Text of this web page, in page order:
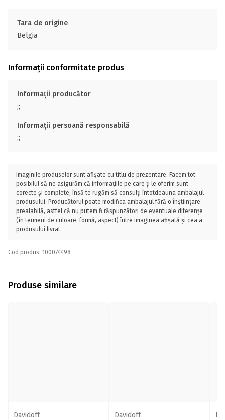
Tara de origine
Belgia
Informații conformitate produs
Informații producător
;;
Informații persoană responsabilă
;;
Imaginile produselor sunt afișate cu titlu de prezentare. Facem tot
posibilul să ne asigurăm că informațiile pe care ți le oferim sunt
corecte și complete, însă te rugăm să consulți întotdeauna ambalajul
produsului. Producătorul poate modifica ambalajul fără o înștiințare
prealabilă, astfel că nu putem fi răspunzători de eventuale diferențe
(în termeni de culoare, formă, aspect) între imaginea afișată și cea a
produsului livrat.
Cod produs: 100074498
Produse similare
Davidoff
Davidoff
BiC